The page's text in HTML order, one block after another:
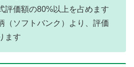
評価額の80%以上を占めます
（ソフトバンク）より、評価
ます